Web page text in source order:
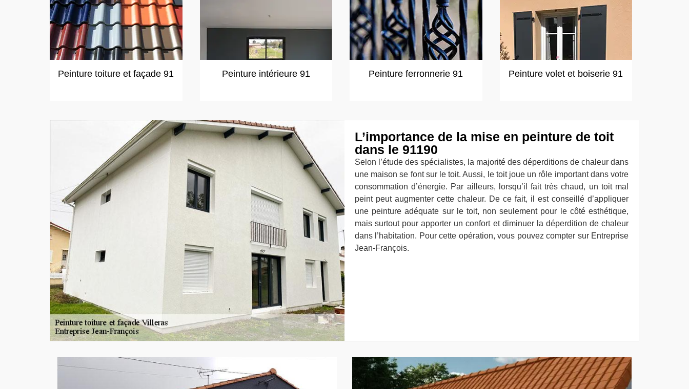
Peinture toiture et façade 91 Peinture intérieure 91 Peinture ferronnerie 91 Peinture volet et boiserie 91
L’importance de la mise en peinture de toit
dans le 91190
Selon l’étude des spécialistes, la majorité des déperditions de chaleur dans
une maison se font sur le toit. Aussi, le toit joue un rôle important dans votre
consommation d’énergie. Par ailleurs, lorsqu’il fait très chaud, un toit mal
peint peut augmenter cette chaleur. De ce fait, il est conseillé d’appliquer
une peinture adéquate sur le toit, non seulement pour le côté esthétique,
mais surtout pour apporter un confort et diminuer la déperdition de chaleur
dans l’habitation. Pour cette opération, vous pouvez compter sur Entreprise
Jean-François.